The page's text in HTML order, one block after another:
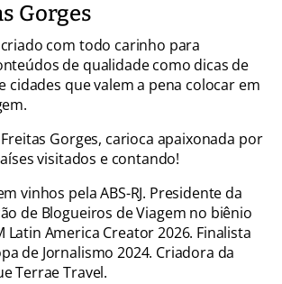
Gorges
com todo carinho para
de qualidade como dicas de
cidades que valem a pena colocar em
Gorges, carioca apaixonada por
visitados e contando!
vinhos pela ABS-RJ. Presidente da
de Blogueiros de Viagem no biênio
Latin America Creator 2026. Finalista
de Jornalismo 2024. Criadora da
Terrae Travel.